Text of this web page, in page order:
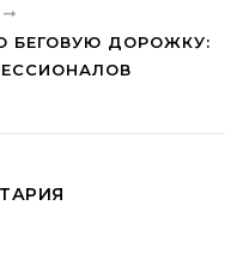
БЕГОВУЮ ДОРОЖКУ: